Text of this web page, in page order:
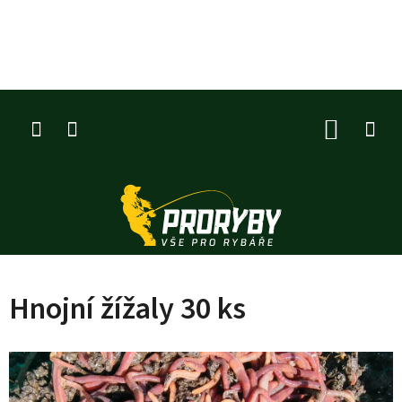
Hnojní žížaly 30 ks